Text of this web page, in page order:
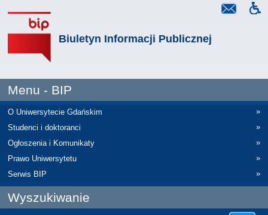
Biuletyn Informacji Publicznej
Menu - BIP
O Uniwersytecie Gdańskim
»
Studenci i doktoranci
»
Ogłoszenia i Komunikaty
»
Prawo Uniwersytetu
»
Serwis BIP
»
Wyszukiwanie